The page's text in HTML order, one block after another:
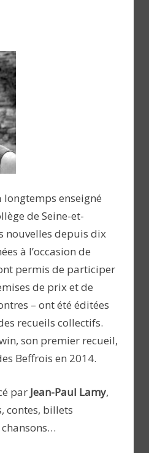
enseigné
de Seine-et-
nouvelles depuis dix
à l’occasion de
permis de participer
de prix et de
– ont été éditées
recueils collectifs.
son premier recueil,
Beffrois en 2014.
par Jean-Paul Lamy,
contes, billets
chansons…